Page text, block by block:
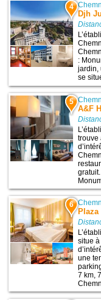
4
Djh
:
jardin,
se
5
A&F
trouve
6
situe
une
7 km,